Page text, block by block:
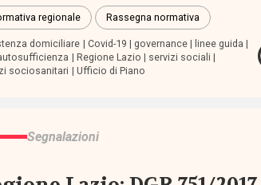
regionale Rassegna normativa
domiciliare Covid-19 governance
linee guida
Regione Lazio
servizi sociali
sociosanitari
Ufficio di Piano
Segnalazioni